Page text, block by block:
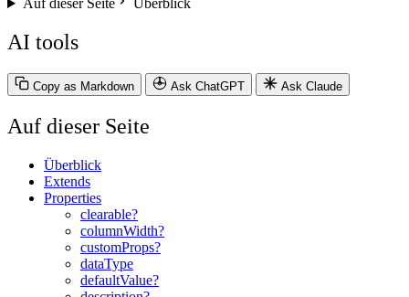
Auf dieser Seite Überblick
AI tools
Copy as Markdown Ask ChatGPT Ask Claude
Auf dieser Seite
Überblick
Extends
Properties
clearable?
columnWidth?
customProps?
dataType
defaultValue?